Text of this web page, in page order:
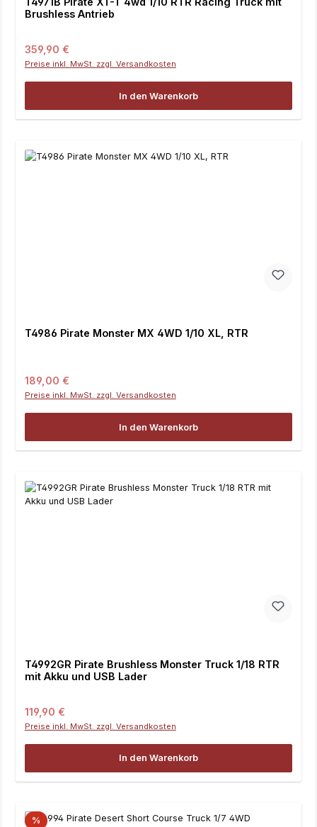
Brushless Antrieb
Regulärer Preis:
359,90 €
Preise inkl. MwSt. zzgl. Versandkosten
In den Warenkorb
T4986 Pirate Monster MX 4WD 1/10 XL, RTR
Regulärer Preis:
189,00 €
Preise inkl. MwSt. zzgl. Versandkosten
In den Warenkorb
T4992GR Pirate Brushless Monster Truck 1/18 RTR
mit Akku und USB Lader
Regulärer Preis:
119,90 €
Preise inkl. MwSt. zzgl. Versandkosten
In den Warenkorb
%